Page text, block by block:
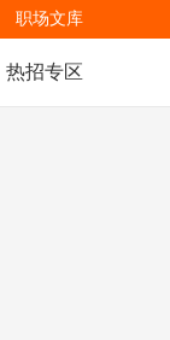
职场文库
热招专区